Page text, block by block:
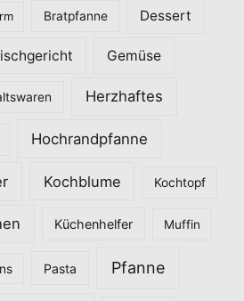
Bratpfanne Dessert
Gemüse
Herzhaftes
Hochrandpfanne
Kochblume Kochtopf
Küchenhelfer Muffin
Pasta Pfanne